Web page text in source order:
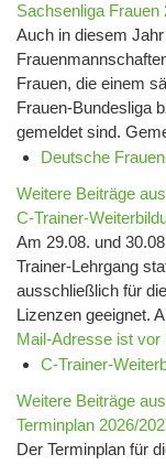
Sachsenliga Frauen
Auch in diesem
Frauen, die einem
Frauen-Bundesliga
gemeldet sind.
Deutsche
Weitere Beiträge
C-Trainer-
Am 29.08. und
Trainer-Lehrgang
ausschließlich für
Lizenzen geeignet.
Mail-Adresse ist
C-Trainer-
Weitere Beiträge
Terminplan 2026/
Der Terminplan für